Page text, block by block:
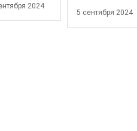
2024
5 сентября 2024